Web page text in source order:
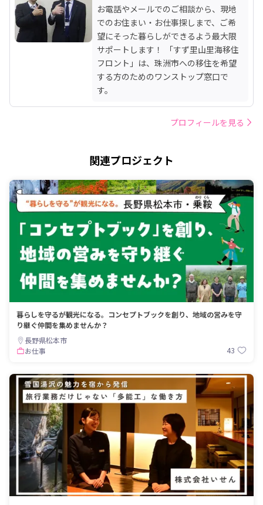
お電話やメールでのご相談から、現地
でのお住まい・お仕事探しまで、ご希
望にそった暮らしができるよう最大限
サポートします！ 「すず里山里海移住
フロント」は、珠洲市への移住を希望
する方のためのワンストップ窓口で
す。
プロフィールを見る
関連プロジェクト
暮らしを守るが観光になる。コンセプトブックを創り、地域の営みを守
り継ぐ仲間を集めませんか？
長野県松本市
お仕事
43